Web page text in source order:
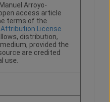
Arroyo-
access article
terms of the
License
distribution,
provided the
are credited
use.